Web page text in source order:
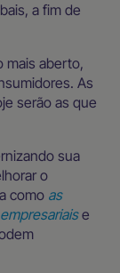
a fim de
mais aberto,
As
serão as que
sua
o
como as
e